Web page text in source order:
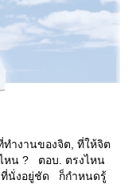
ำงานของจิต, ที่ให้จิต
หน ? ตอบ. ตรงไหน
นั่งอยู่ชัด ก็กำหนดรู้